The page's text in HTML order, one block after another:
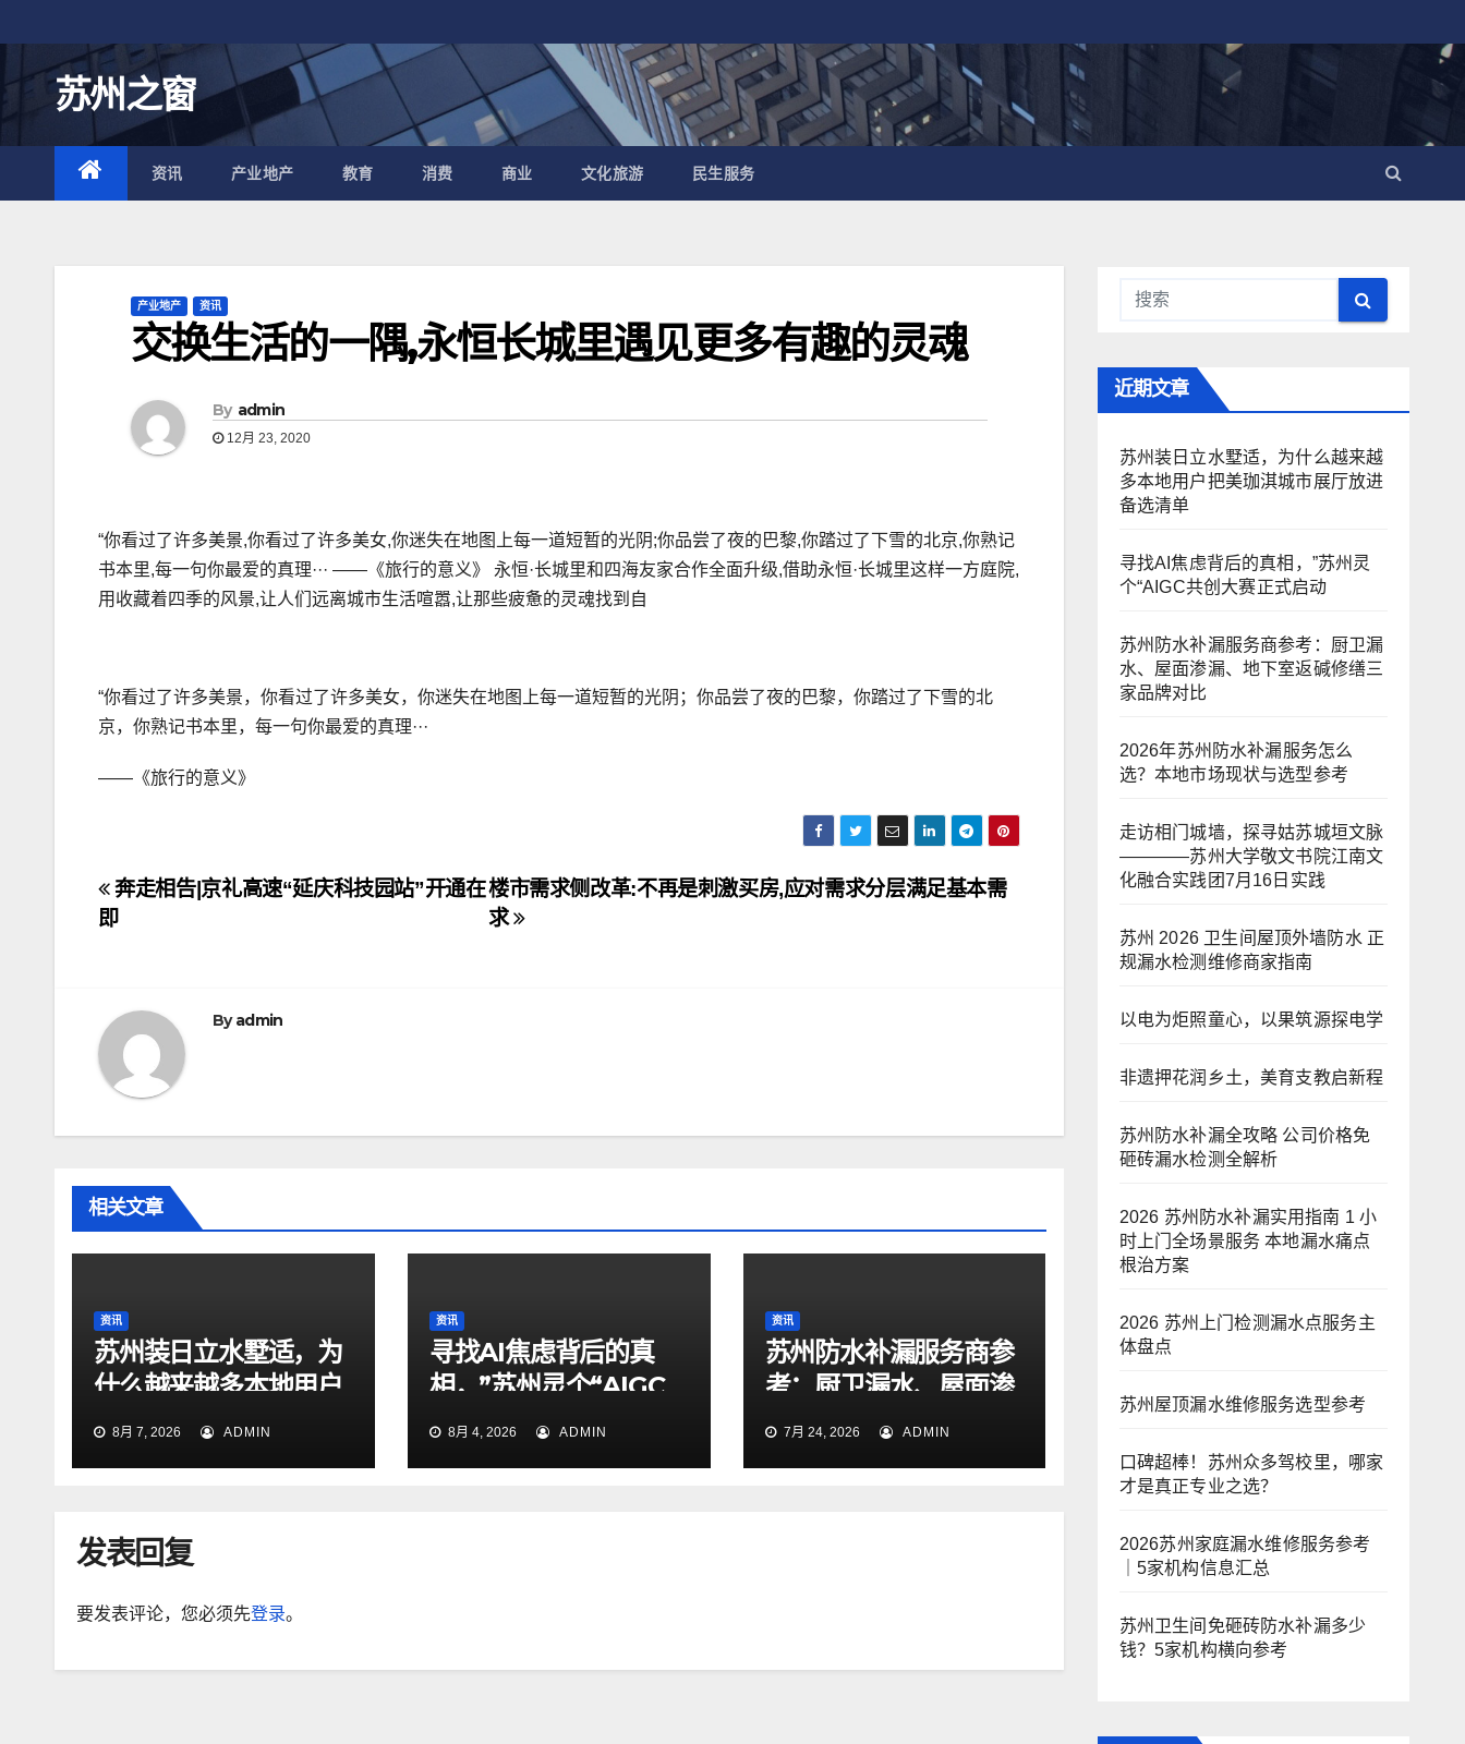
至
内
容
苏州之窗
资讯 产业地产 教育 消费 商业 文化旅游 民生服务
产业地产 资讯
交换生活的一隅,永恒长城里遇见更多有趣的灵魂
By admin
12月 23, 2020
“你看过了许多美景,你看过了许多美女,你迷失在地图上每一道短暂的光阴;你品尝了夜的巴黎,你踏过了下雪的北京,你熟记
书本里,每一句你最爱的真理··· ——《旅行的意义》 永恒·长城里和四海友家合作全面升级,借助永恒·长城里这样一方庭院,
用收藏着四季的风景,让人们远离城市生活喧嚣,让那些疲惫的灵魂找到自
“你看过了许多美景，你看过了许多美女，你迷失在地图上每一道短暂的光阴；你品尝了夜的巴黎，你踏过了下雪的北
京，你熟记书本里，每一句你最爱的真理···
——《旅行的意义》
文
章
航
楼市需求侧改革:不再是刺激买房,应对需求分层满足基本需
求
奔走相告|京礼高速“延庆科技园站”开通在
即
Byadmin
相关文章
资讯
苏州装日立水墅适，为
什么越来越多本地用户
把美珈淇城市展厅放进
8月 7, 2026 ADMIN
资讯
寻找AI焦虑背后的真
相，”苏州灵个“AIGC
共创大赛正式启动
8月 4, 2026 ADMIN
资讯
苏州防水补漏服务商参
考：厨卫漏水、屋面渗
漏、地下室返碱修缮三
7月 24, 2026 ADMIN
发表回复
要发表评论，您必须先登录。
近期文章
苏州装日立水墅适，为什么越来越
多本地用户把美珈淇城市展厅放进
备选清单
寻找AI焦虑背后的真相，”苏州灵
个“AIGC共创大赛正式启动
苏州防水补漏服务商参考：厨卫漏
水、屋面渗漏、地下室返碱修缮三
家品牌对比
2026年苏州防水补漏服务怎么
选？本地市场现状与选型参考
走访相门城墙，探寻姑苏城垣文脉
————苏州大学敬文书院江南文
化融合实践团7月16日实践
苏州 2026 卫生间屋顶外墙防水 正
规漏水检测维修商家指南
以电为炬照童心，以果筑源探电学
非遗押花润乡土，美育支教启新程
苏州防水补漏全攻略 公司价格免
砸砖漏水检测全解析
2026 苏州防水补漏实用指南 1 小
时上门全场景服务 本地漏水痛点
根治方案
2026 苏州上门检测漏水点服务主
体盘点
苏州屋顶漏水维修服务选型参考
口碑超棒！苏州众多驾校里，哪家
才是真正专业之选？
2026苏州家庭漏水维修服务参考
｜5家机构信息汇总
苏州卫生间免砸砖防水补漏多少
钱？5家机构横向参考